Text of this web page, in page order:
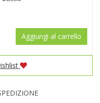
Aggiungi al carrello